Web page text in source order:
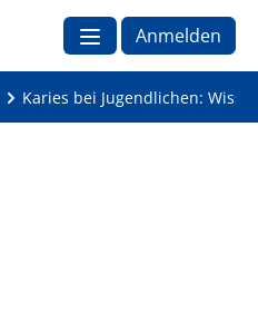
Anmelden
Karies bei Jugendlichen: